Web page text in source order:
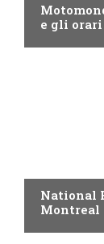
e gli orari
National
Montreal